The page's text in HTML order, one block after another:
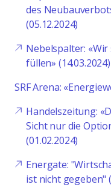
des
(05.12.2024)
Nebelspalter:
füllen» (14.03.2024)
SRF Arena:
Handelszeitung:
Sicht nur die
(01.02.2024)
Energate:
ist nicht gegeben"